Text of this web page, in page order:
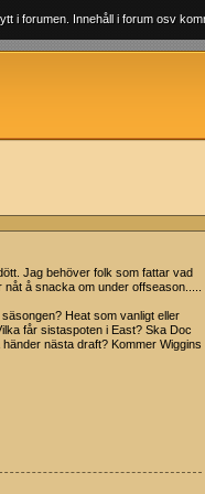
i forumen. Innehåll i forum osv
Jag behöver folk som fattar vad
å snacka om under offseason.....
Heat som vanligt eller
får sistaspoten i East? Ska Doc
nästa draft? Kommer Wiggins